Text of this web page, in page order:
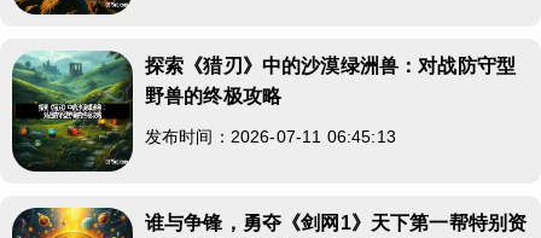
探索《猎刃》中的沙漠绿洲兽：对战防守型
野兽的终极攻略
发布时间：2026-07-11 06:45:13
谁与争锋，勇夺《剑网1》天下第一帮特别资